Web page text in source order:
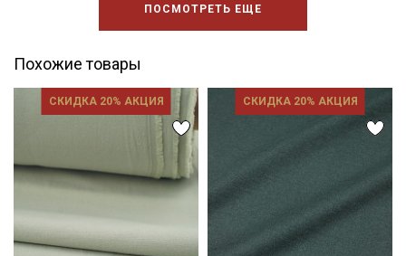
ПОСМОТРЕТЬ ЕЩЕ
Похожие товары
СКИДКА 20% АКЦИЯ СКИДКА 20% АКЦИЯ